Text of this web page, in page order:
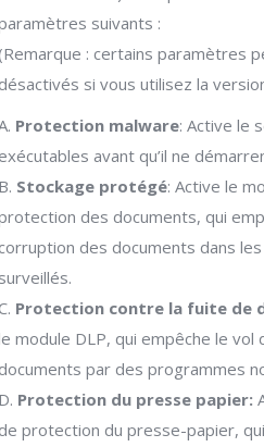
suivants :
: certains paramètres
désactivés si vous utilisez la
Protection malware: Active le
exécutables avant qu’il ne
B. Stockage protégé: Active le
des documents, qui
des documents dans
surveillés.
Protection contre la fuite de
module DLP, qui empêche le vol
documents par des programmes
D. Protection du presse papier:
de protection du presse-papier,